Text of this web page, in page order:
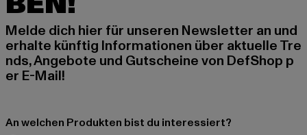
Melde dich hier für unseren Newsletter an und
erhalte künftig Informationen über aktuelle Tre
nds, Angebote und Gutscheine von DefShop p
er E-Mail!
An welchen Produkten bist du interessiert?